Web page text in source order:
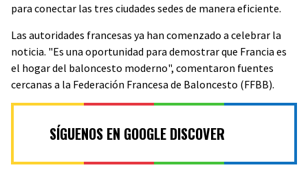
para conectar las tres ciudades sedes de manera eficiente.
Las autoridades francesas ya han comenzado a celebrar la
noticia. "Es una oportunidad para demostrar que Francia es
el hogar del baloncesto moderno", comentaron fuentes
cercanas a la Federación Francesa de Baloncesto (FFBB).
SÍGUENOS EN GOOGLE DISCOVER